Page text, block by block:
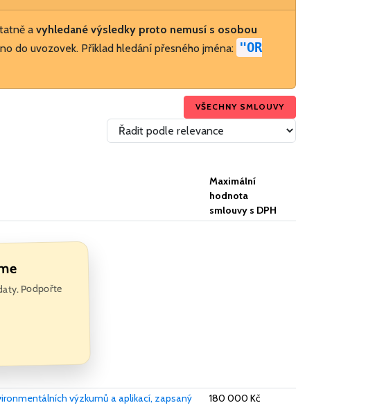
a vyhledané výsledky proto nemusí s osobou
do uvozovek. Příklad hledání přesného jména: "OR
VŠECHNY SMLOUVY
Maximální
hodnota
smlouvy s DPH
Podpořte
výzkumů a aplikací, zapsaný
180 000 Kč